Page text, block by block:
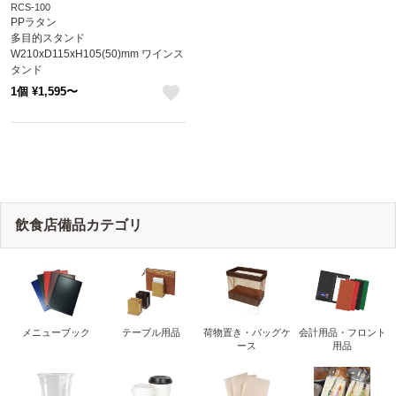
RCS-100
PPラタン
多目的スタンド
W210xD115xH105(50)mm ワインス
タンド
RCS-100
1個 ¥1,595〜
飲食店備品カテゴリ
メニューブック テーブル用品
荷物置き・バッグケ
ース
会計用品・フロント
用品